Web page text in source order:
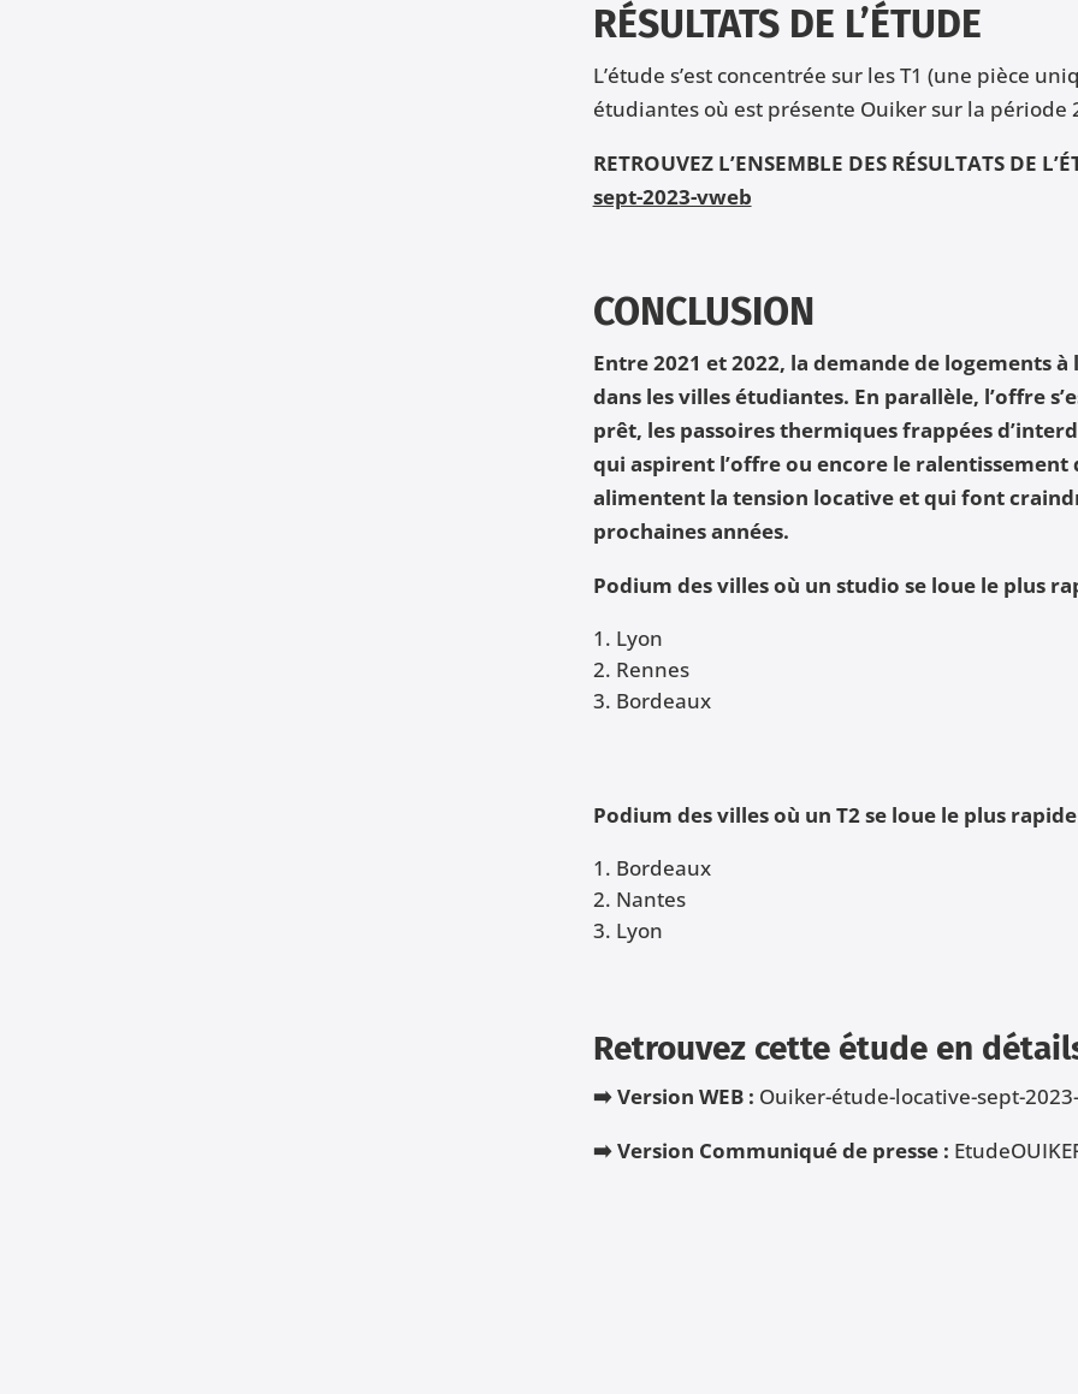
RÉSULTATS DE L’ÉTUDE
L’étude s’est concentrée sur les T1 (une pièce
étudiantes où est présente Ouiker sur la période
RETROUVEZ L’ENSEMBLE DES RÉSULTATS DE
sept-2023-vweb
CONCLUSION
Entre 2021 et 2022, la demande de logements
dans les villes étudiantes. En parallèle, l’offre
prêt, les passoires thermiques frappées
qui aspirent l’offre ou encore le
alimentent la tension locative et qui font
prochaines années.
Podium des villes où un studio se loue le plus
Lyon
Rennes
Bordeaux
Podium des villes où un T2 se loue le plus
Bordeaux
Nantes
Lyon
Retrouvez cette étude en
➡️ Version WEB : Ouiker-étude-locative-sept-
➡️ Version Communiqué de presse :